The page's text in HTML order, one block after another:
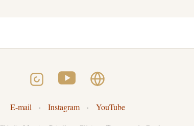
E-mail · Instagram · YouTube